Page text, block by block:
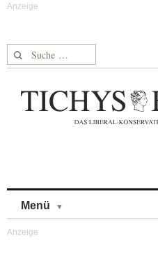
Suche nach:
Menü